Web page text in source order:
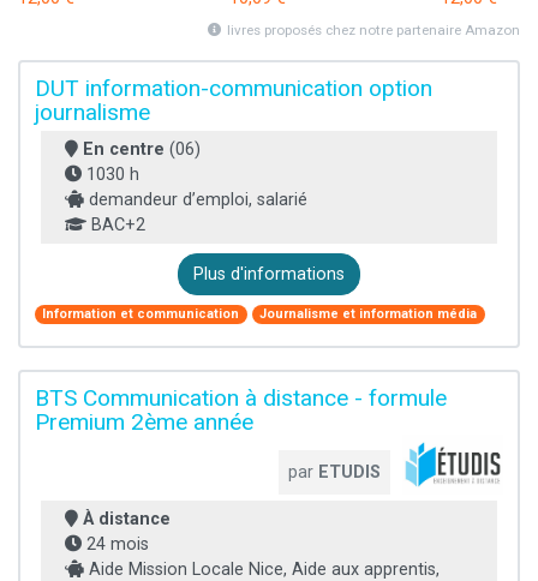
livres proposés chez notre partenaire Amazon
DUT information-communication option
journalisme
En centre (06)
1030 h
demandeur d’emploi, salarié
BAC+2
Plus d'informations
Information et communication Journalisme et information média
BTS Communication à distance - formule
Premium 2ème année
par ETUDIS
À distance
24 mois
Aide Mission Locale Nice, Aide aux apprentis,